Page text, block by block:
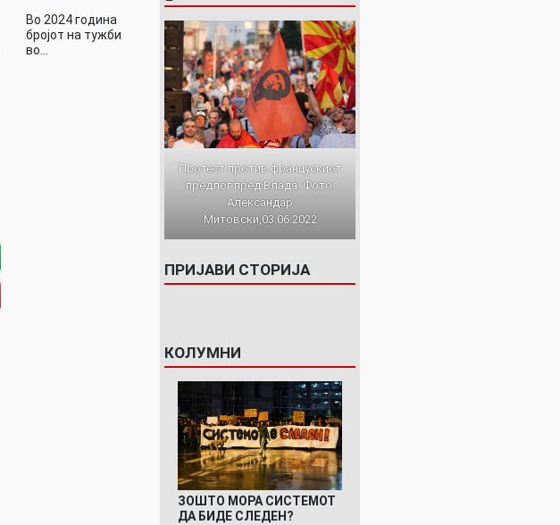
Во 2024 година
бројот на тужби
во…
Протест против францускиот
предлог пред Влада. Фото:
Александар
Митовски,03.06.2022
ПРИЈАВИ СТОРИЈА
КОЛУМНИ
ЗОШТО МОРА СИСТЕМОТ
ДА БИДЕ СЛЕДЕН?